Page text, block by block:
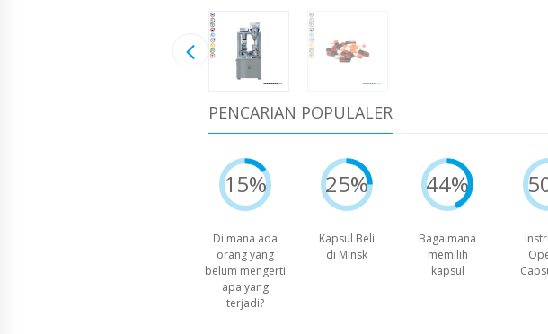
PENCARIAN POPULALER
15%
Di mana ada
orang yang
belum mengerti
apa yang
terjadi?
25%
Kapsul Beli
di Minsk
44%
Bagaimana
memilih
kapsul